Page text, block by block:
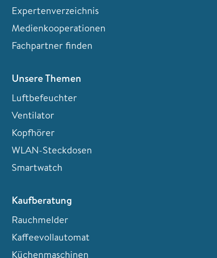
Expertenverzeichnis
Medienkooperationen
Fachpartner finden
Unsere Themen
Luftbefeuchter
Ventilator
Kopfhörer
WLAN-Steckdosen
Smartwatch
Kaufberatung
Rauchmelder
Kaffeevollautomat
Küchenmaschinen